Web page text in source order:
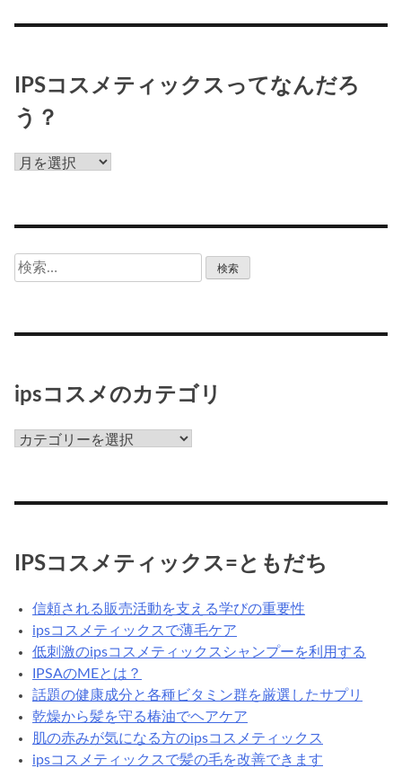
IPSコスメティックスってなんだろ
う？
IPS
メ
ィ
ス
な
だ
検
索:
ipsコスメのカテゴリ
ips
メ
テ
リ
IPSコスメティックス=ともだち
信頼される販売活動を支える学びの重要性
ipsコスメティックスで薄毛ケア
低刺激のipsコスメティックスシャンプーを利用する
IPSAのMEとは？
話題の健康成分と各種ビタミン群を厳選したサプリ
乾燥から髪を守る椿油でヘアケア
肌の赤みが気になる方のipsコスメティックス
ipsコスメティックスで髪の毛を改善できます